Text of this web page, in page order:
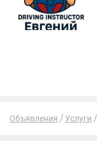
Объявления Услуги